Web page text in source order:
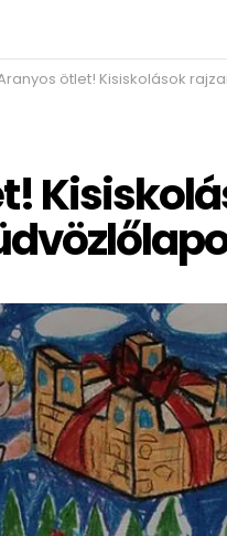
ötlet! Kisiskolások rajzai a karácsonyi